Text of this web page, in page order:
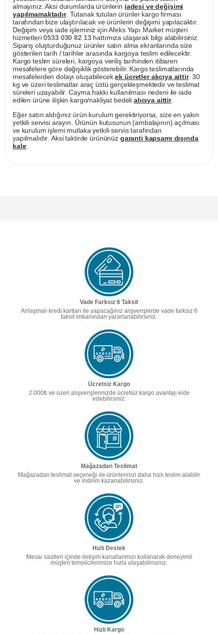
almayınız. Aksi durumlarda ürünlerin iadesi ve değişimi
yapılmamaktadır. Tutanak tutulan ürünler kargo firması
tarafından bize ulaştırılacak ve ürünlerin değişimi yapılacaktır.
Değişim veya iade işleminiz için Afeks Yapı Market müşteri
hizmetleri0533 030 82 13hattımıza ulaşarak bilgi alabilirsiniz.
Sipariş oluşturduğunuz ürünler satın alma ekranlarında size
gösterilen tarih / tarihler arasında kargoya teslim edilecektir.
Kargo teslim süreleri, kargoya veriliş tarihinden itibaren
mesafelere göre değişiklik gösterebilir. Kargo teslimatlarında
mesafelerden dolayı oluşabilecekek ücretler alıcıya aittir. 30
kg ve üzeri teslimatlar araç üstü gerçekleşmektedir ve teslimat
süreleri uzayabilir. Cayma hakkı kullanılması nedeni ile iade
edilen ürüne ilişkin kargo/nakliyat bedeli alıcıya aittir.
Eğer satın aldığınız ürün kurulum gerektiriyorsa, size en yakın
yetkili servisi arayın. Ürünün kutusunun (ambalajının) açılması
ve kurulum işlemi mutlaka yetkili servis tarafından
yapılmalıdır. Aksi taktirde ürününüz garanti kapsamı dışında
kalır.
Vade Farksız 6 Taksit
Anlaşmalı kredi kartları ile yapacağınız alışverişlerde vade farksız 6
taksit imkanından yararlanabilirsiniz.
Ücretsiz Kargo
2.000₺ ve üzeri alışverişlerinizde ücretsiz kargo avantajı elde
edebilirsiniz.
Mağazadan Teslimat
Mağazadan teslimat seçeneği ile ürünlerinizi daha hızlı teslim alabilir
ve indirim kazanabilirsiniz.
Hızlı Destek
Mesai saatleri içinde iletişim kanallarımızı kullanarak deneyimli
müşteri temsilcilerimize hızla ulaşabilirisiniz.
Hızlı Kargo